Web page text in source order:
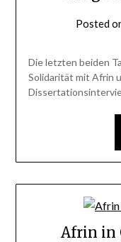
Posted
Die letzten beiden
Solidarität mit Afrin
Afrin in